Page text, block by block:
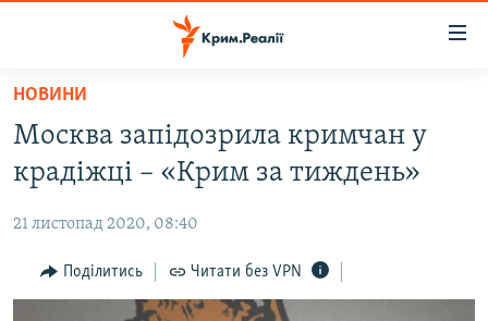
Перейти
основного
матеріалу
Перейти
до
навігації
Перейти
ВІДЕО ТА ФОТО
ПОЛІТИКА
БЛОГИ
НОВИНИ
Москва запідозрила кримчан у
крадіжці – «Крим за тиждень»
21 листопад 2020, 08:40
Поділитись Читати без VPN